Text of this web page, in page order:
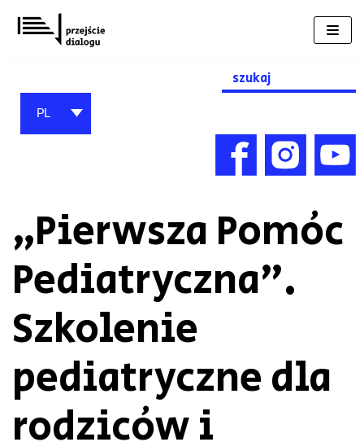
Przejdź
do
Search
for:
PL
„Pierwsza Pomóc
Pediatryczna”.
Szkolenie
pediatryczne dla
rodziców i